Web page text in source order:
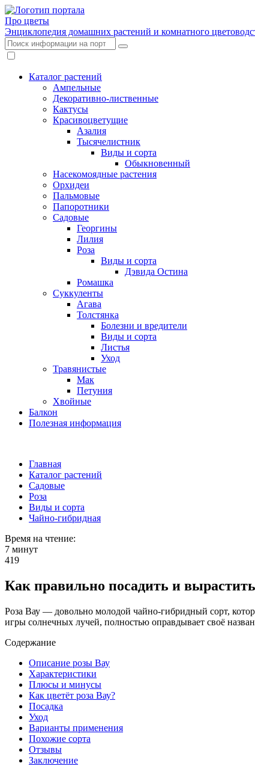
Про цветы
Энциклопедия домашних растений и комнатного
Каталог растений
Ампельные
Декоративно-лиственные
Кактусы
Красивоцветущие
Азалия
Тысячелистник
Виды и сорта
Обыкновенный
Насекомоядные растения
Орхидеи
Пальмовые
Папоротники
Садовые
Георгины
Лилия
Роза
Виды и сорта
Дэвида Остина
Ромашка
Суккуленты
Агава
Толстянка
Болезни и вредители
Виды и сорта
Листья
Уход
Травянистые
Мак
Петуния
Хвойные
Балкон
Полезная информация
Главная
Каталог растений
Садовые
Роза
Виды и сорта
Чайно-гибридная
Время на чтение:
7 минут
419
Как правильно посадить и вырастить
Роза Вау — довольно молодой чайно-гибридный сорт,
игры солнечных лучей, полностью оправдывает своё
Содержание
Описание розы Вау
Характеристики
Плюсы и минусы
Как цветёт роза Вау?
Посадка
Уход
Варианты применения
Похожие сорта
Отзывы
Заключение